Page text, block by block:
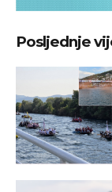
Posljednje